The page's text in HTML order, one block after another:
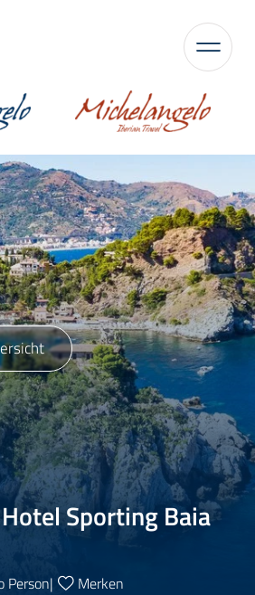
Sporting Baia
Person| Merken